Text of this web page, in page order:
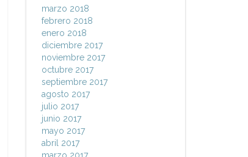
marzo 2018
febrero 2018
enero 2018
diciembre 2017
noviembre 2017
octubre 2017
septiembre 2017
agosto 2017
julio 2017
junio 2017
mayo 2017
abril 2017